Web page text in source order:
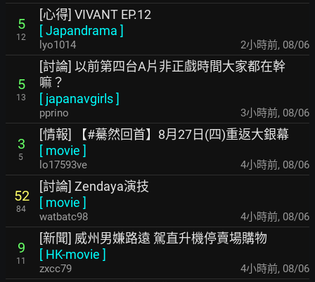
5
12
[心得] VIVANT EP.12
[Japandrama ]
lyo1014 2小時前, 08/06
5
13
[討論] 以前第四台A片非正戲時間大家都在幹
嘛？
[ japanavgirls]
pprino 3小時前, 08/06
3
5
[情報] 【#驀然回首】8月27日(四)重返大銀幕
[ movie ]
lo17593ve 4小時前, 08/06
52
84
[討論] Zendaya演技
[ movie ]
watbatc98 4小時前, 08/06
9
11
[新聞] 威州男嫌路遠 駕直升機停賣場購物
[ HK-movie ]
zxcc79 4小時前, 08/06